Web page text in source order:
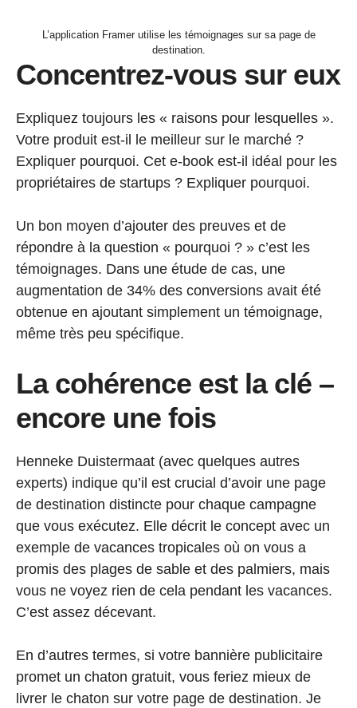
L’application Framer utilise les témoignages sur sa page de
destination.
Concentrez-vous sur eux
Expliquez toujours les « raisons pour lesquelles ».
Votre produit est-il le meilleur sur le marché ?
Expliquer pourquoi. Cet e-book est-il idéal pour les
propriétaires de startups ? Expliquer pourquoi.
Un bon moyen d’ajouter des preuves et de
répondre à la question « pourquoi ? » c’est les
témoignages. Dans une étude de cas, une
augmentation de 34% des conversions avait été
obtenue en ajoutant simplement un témoignage,
même très peu spécifique.
La cohérence est la clé –
encore une fois
Henneke Duistermaat (avec quelques autres
experts) indique qu’il est crucial d’avoir une page
de destination distincte pour chaque campagne
que vous exécutez. Elle décrit le concept avec un
exemple de vacances tropicales où on vous a
promis des plages de sable et des palmiers, mais
vous ne voyez rien de cela pendant les vacances.
C’est assez décevant.
En d’autres termes, si votre bannière publicitaire
promet un chaton gratuit, vous feriez mieux de
livrer le chaton sur votre page de destination. Je